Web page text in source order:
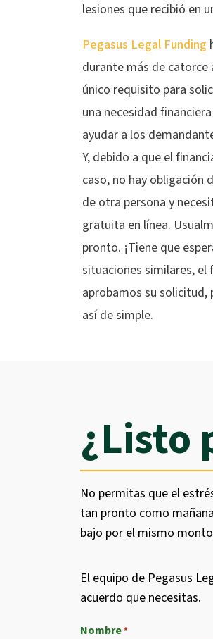
lesiones que recibió en
Pegasus Legal Funding
durante más de catorce
único requisito para
una necesidad
ayudar a los
Y, debido a que el
caso, no hay obligación
de otra persona y
gratuita en línea.
pronto. ¡Tiene que
situaciones similares, el
aprobamos su solicitud,
así de simple.
¿Listo
No permitas que el
tan pronto como
bajo por el mismo
El equipo de Pegasus
acuerdo que necesitas.
Nombre*